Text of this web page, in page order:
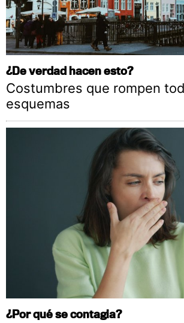
¿De verdad hacen esto?
Costumbres que rompen
esquemas
¿Por qué se contagia?